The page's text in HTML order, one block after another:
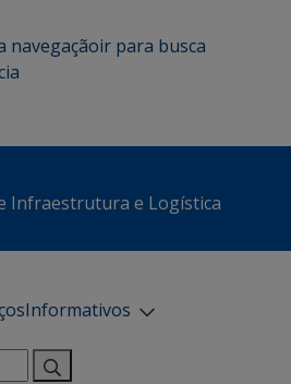
navegaçãoir para busca
Infraestrutura e Logística
Informativos